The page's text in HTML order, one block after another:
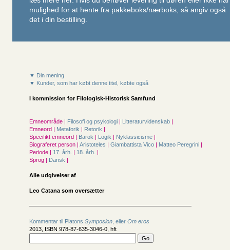
mulighed for at hente fra pakkeboks/nærboks, så angiv også
det i din bestilling.
▼ Din mening
▼ Kunder, som har købt denne titel, købte også
I kommission forFilologisk-Historisk Samfund
Emneområde | Filosofi og psykologi | Litteraturvidenskab |
Emneord | Metaforik | Retorik |
Specifikt emneord | Barok | Logik | Nyklassicisme |
Biograferet person | Aristoteles | Giambattista Vico | Matteo Peregrini |
Periode | 17. årh. | 18. årh. |
Sprog | Dansk |
Alle udgivelser af
Leo Catana som oversætter
Kommentar til Platons Symposion , eller Om eros
2013, ISBN 978-87-635-3046-0, hft